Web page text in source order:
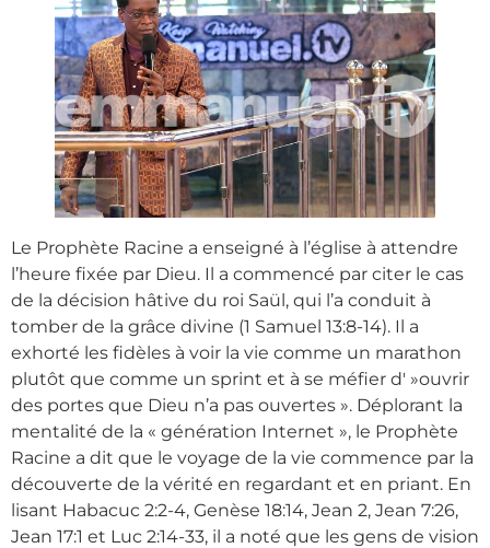
Le Prophète Racine a enseigné à l’église à attendre
l’heure fixée par Dieu. Il a commencé par citer le cas
de la décision hâtive du roi Saül, qui l’a conduit à
tomber de la grâce divine (1 Samuel 13:8-14). Il a
exhorté les fidèles à voir la vie comme un marathon
plutôt que comme un sprint et à se méfier d' »ouvrir
des portes que Dieu n’a pas ouvertes ». Déplorant la
mentalité de la « génération Internet », le Prophète
Racine a dit que le voyage de la vie commence par la
découverte de la vérité en regardant et en priant. En
lisant Habacuc 2:2-4, Genèse 18:14, Jean 2, Jean 7:26,
Jean 17:1 et Luc 2:14-33, il a noté que les gens de vision